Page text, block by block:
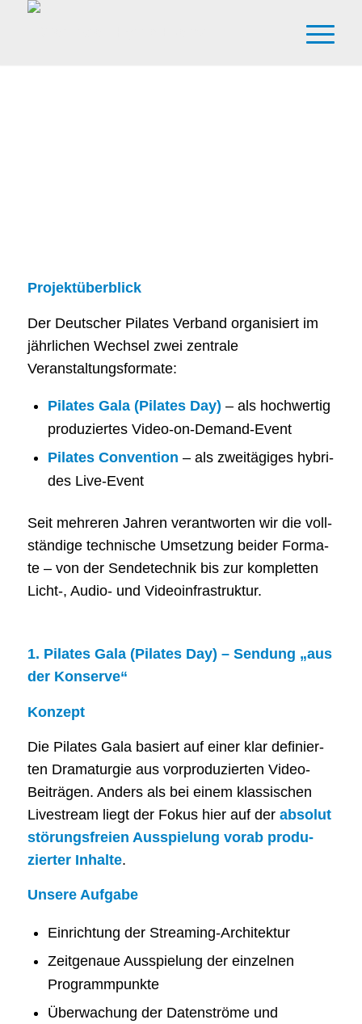
Pro­jekt­über­blick
Der Deut­scher Pila­tes Ver­band orga­ni­siert im
jähr­li­chen Wech­sel zwei zen­tra­le
Veranstaltungsformate:
Pila­tes Gala (Pila­tes Day) – als hoch­wer­tig
pro­du­zier­tes Video-on-Demand-Event
Pila­tes Con­ven­ti­on – als zwei­tä­gi­ges hybri­
des Live-Event
Seit meh­re­ren Jah­ren ver­ant­wor­ten wir die voll­
stän­di­ge tech­ni­sche Umset­zung bei­der For­ma­
te – von der Sen­de­tech­nik bis zur kom­plet­ten
Licht‑, Audio- und Videoinfrastruktur.
1. Pila­tes Gala (Pila­tes Day) – Sen­dung „aus
der Konserve“
Kon­zept
Die Pila­tes Gala basiert auf einer klar defi­nier­
ten Dra­ma­tur­gie aus vor­pro­du­zier­ten Video-
Bei­trä­gen. Anders als bei einem klas­si­schen
Live­stream liegt der Fokus hier auf der abso­lut
stö­rungs­frei­en Aus­spie­lung vor­ab pro­du­
zier­ter Inhal­te.
Unse­re Aufgabe
Ein­rich­tung der Streaming-Architektur
Zeit­ge­naue Aus­spie­lung der ein­zel­nen
Programmpunkte
Über­wa­chung der Daten­strö­me und